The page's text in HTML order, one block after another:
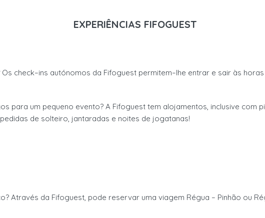
EXPERIÊNCIAS FIFOGUEST
Os check–ins autónomos da Fifoguest permitem–lhe entrar e sair às
para um pequeno evento? A Fifoguest tem alojamentos, inclusive com
de solteiro, jantaradas e noites de jogatanas!
Através da Fifoguest, pode reservar uma viagem Régua – Pinhão ou